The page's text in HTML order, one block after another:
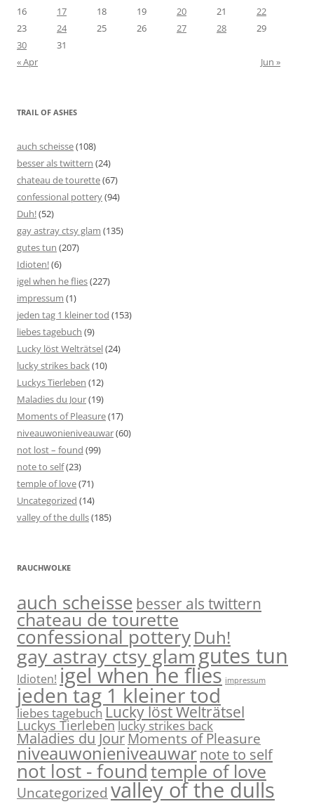
16
17 18 19 20 21
22
23
24 25 26 27 28
29
30
31
« Apr
Jun »
TRAIL OF ASHES
auch scheisse(108)
besser als twittern (24)
chateau de tourette(67)
confessional pottery(94)
Duh!(52)
gay astray ctsy glam (135)
gutes tun (207)
Idioten!(6)
igel when he flies(227)
impressum (1)
jeden tag 1 kleiner tod (153)
liebes tagebuch (9)
Lucky löst Welträtsel(24)
lucky strikes back(10)
Luckys Tierleben (12)
Maladies du Jour(19)
Moments of Pleasure(17)
niveauwonieniveauwar(60)
not lost – found (99)
note to self(23)
temple of love(71)
Uncategorized (14)
valley of the dulls(185)
RAUCHWOLKE
auch scheisse besser als twittern
chateau de tourette
confessional potteryDuh!
gay astray ctsy glamgutes tun
Idioten! igel when he flies impressum
jeden tag 1 kleiner tod
liebes tagebuch Lucky löst Welträtsel
Luckys Tierlebenlucky strikes back
Maladies du Jour Moments of Pleasure
niveauwonieniveauwarnote to self
not lost - foundtemple of love
Uncategorized valley of the dulls